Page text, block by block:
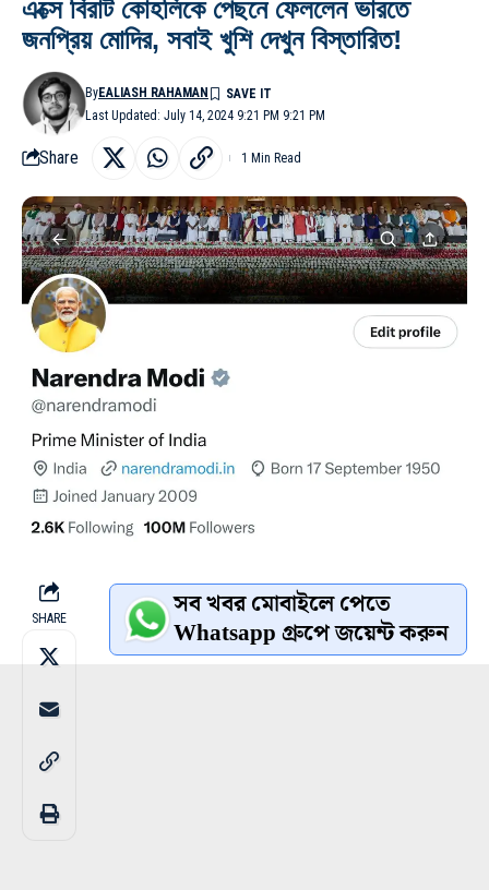
এক্সে বিরাট কোহলিকে পেছনে ফেললেন ভারতে
জনপ্রিয় মোদির, সবাই খুশি দেখুন বিস্তারিত!
Last Updated: July 14, 2024 9:21 PM 9:21 PM
ByEALIASH RAHAMAN
Share 1 Min Read
SHARE সব খবর মোবাইলে পেতে
Whatsapp গ্রুপে জয়েন্ট করুন